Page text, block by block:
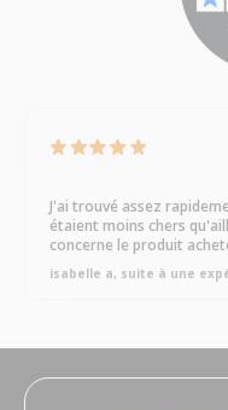
J'ai trouvé assez
étaient moins chers
concerne le produit
isabelle a, suite à une